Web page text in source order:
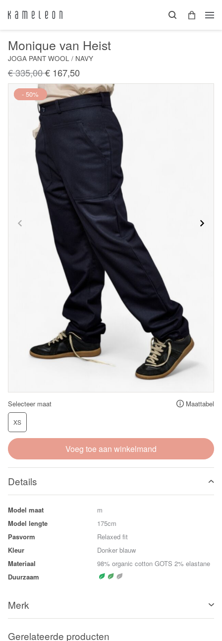
Monique van Heist
JOGA PANT WOOL / NAVY
€ 335,00€ 167,50
Nieuw
- 50%
Selecteer maat Maattabel
XS
Voeg toe aan winkelmand
Details
Model maat
m
Model lengte
175cm
Pasvorm
Relaxed fit
Kleur
Donker blauw
Materiaal
98% organic cotton GOTS 2% elastane
Duurzaam
Merk
Gerelateerde producten